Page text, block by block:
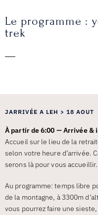
Le programme :
trek
JARRIVÉE A LEH > 18 AOUT
À partir de 6:00 — Arrivée &
Accueil sur le lieu de la
selon votre heure d’arrivée.
serons là pour vous accueillir.
Au programme: temps libre
de la montagne, à 3300m
vous pourrez faire une